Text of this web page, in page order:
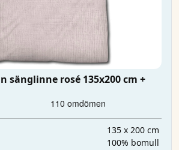
sänglinne rosé 135x200 cm +
135 x 200 cm
100% bomull